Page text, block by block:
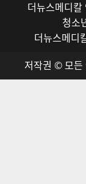
더뉴스메디칼
청소
더뉴스메디
저작권 © 모든